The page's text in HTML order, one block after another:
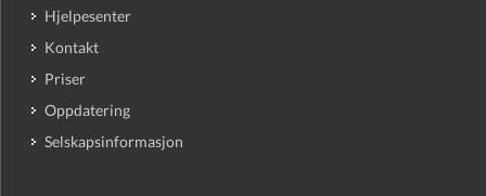
Hjelpesenter
Kontakt
Priser
Oppdatering
Selskapsinformasjon